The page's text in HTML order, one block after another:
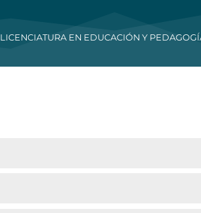
LICENCIATURA EN EDUCACIÓN Y